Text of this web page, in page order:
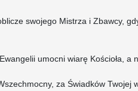
swojego Mistrza i Zbawcy,
umocni wiarę Kościoła,
za Świadków